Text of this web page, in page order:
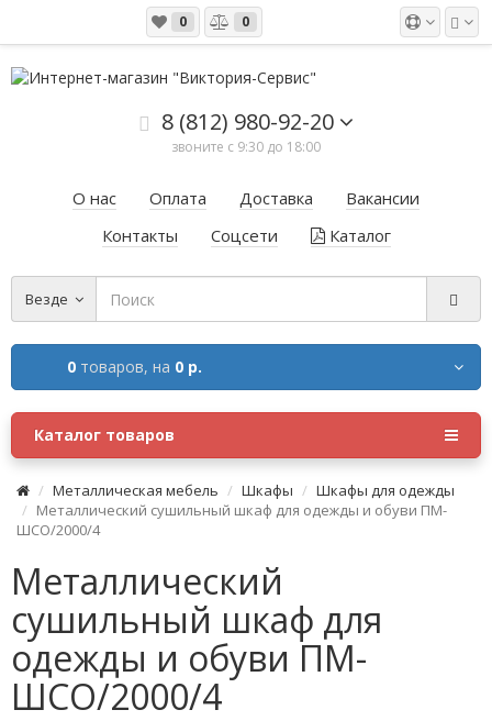
0 0
8 (812) 980-92-20
звоните с 9:30 до 18:00
О нас Оплата Доставка
Вакансии
Контакты
Соцсети Каталог
Везде
0 товаров, на 0 р.
Каталог товаров
Металлическая мебель Шкафы
Шкафы для одежды
Металлический сушильный шкаф для одежды и обуви ПМ-
ШСО/2000/4
Металлический
сушильный шкаф для
одежды и обуви ПМ-
ШСО/2000/4